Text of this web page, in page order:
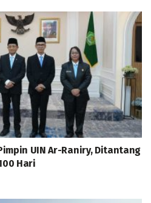
UIN Ar-Raniry, Ditantang
Hari